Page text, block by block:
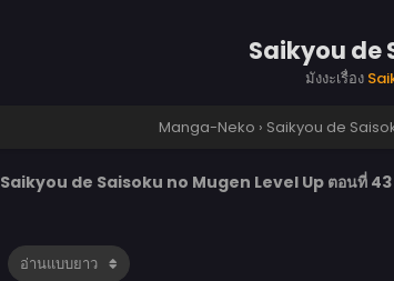
Saikyou de
มังงะเรื่อง
Manga-Neko › Saikyou de
Saikyou de Saisoku no Mugen Level Up ตอนที่ 43